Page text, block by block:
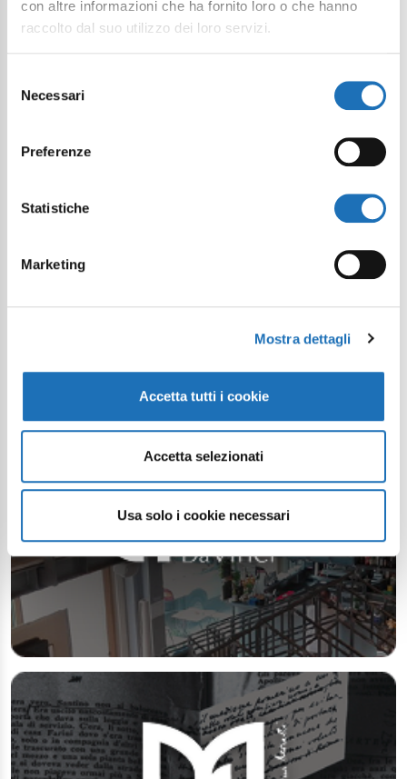
con altre informazioni che ha fornito loro o che hanno
raccolto dal suo utilizzo dei loro servizi.
delNecessari
Preferenze
Statistiche
Marketing
Mostra dettagli
Accetta tutti i cookie
Accetta selezionati
Usa solo i cookie necessari
Continua a esplorare